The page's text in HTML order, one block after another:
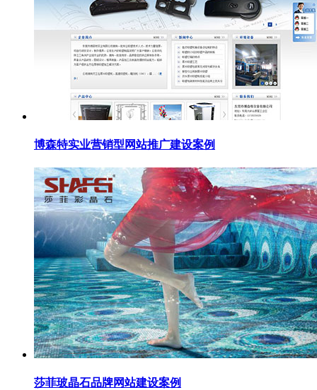
博森特实业营销型网站推广建设案例
莎菲玻晶石品牌网站建设案例